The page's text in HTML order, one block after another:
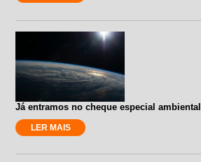
Já entramos no cheque especial ambiental
LER MAIS